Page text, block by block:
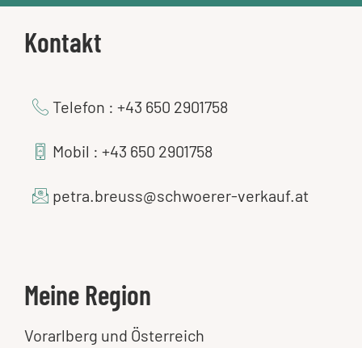
Kontakt
Telefon : +43 650 2901758
Mobil : +43 650 2901758
petra.breuss@schwoerer-verkauf.at
Meine Region
Vorarlberg und Österreich